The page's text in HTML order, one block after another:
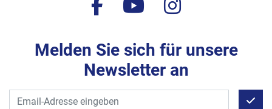
facebook
youtubeinstagram
Melden Sie sich für unsere
Newsletter an